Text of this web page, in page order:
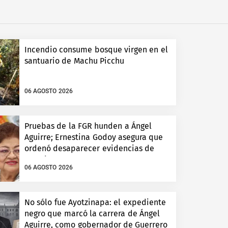
Incendio consume bosque virgen en el
santuario de Machu Picchu
06 AGOSTO 2026
Pruebas de la FGR hunden a Ángel
Aguirre; Ernestina Godoy asegura que
ordenó desaparecer evidencias de
06 AGOSTO 2026
No sólo fue Ayotzinapa: el expediente
negro que marcó la carrera de Ángel
Aguirre, como gobernador de Guerrero